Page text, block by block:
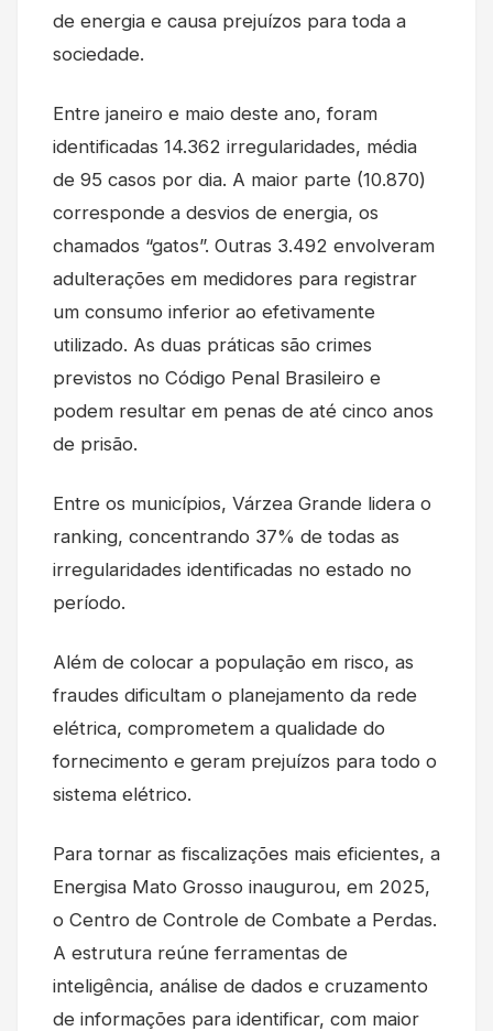
de energia e causa prejuízos para toda a
sociedade.
Entre janeiro e maio deste ano, foram
identificadas 14.362 irregularidades, média
de 95 casos por dia. A maior parte (10.870)
corresponde a desvios de energia, os
chamados “gatos”. Outras 3.492 envolveram
adulterações em medidores para registrar
um consumo inferior ao efetivamente
utilizado. As duas práticas são crimes
previstos no Código Penal Brasileiro e
podem resultar em penas de até cinco anos
de prisão.
Entre os municípios, Várzea Grande lidera o
ranking, concentrando 37% de todas as
irregularidades identificadas no estado no
período.
Além de colocar a população em risco, as
fraudes dificultam o planejamento da rede
elétrica, comprometem a qualidade do
fornecimento e geram prejuízos para todo o
sistema elétrico.
Para tornar as fiscalizações mais eficientes, a
Energisa Mato Grosso inaugurou, em 2025,
o Centro de Controle de Combate a Perdas.
A estrutura reúne ferramentas de
inteligência, análise de dados e cruzamento
de informações para identificar, com maior